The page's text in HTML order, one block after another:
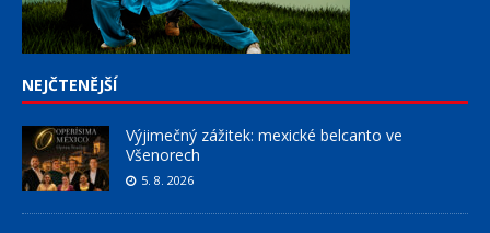
NEJČTENĚJŠÍ
Výjimečný zážitek: mexické belcanto ve
Všenorech
5. 8. 2026